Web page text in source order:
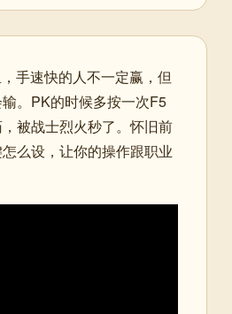
手速快的人不一定赢，但
。PK的时候多按一次F5
被战士烈火秒了。怀旧前
么设，让你的操作跟职业